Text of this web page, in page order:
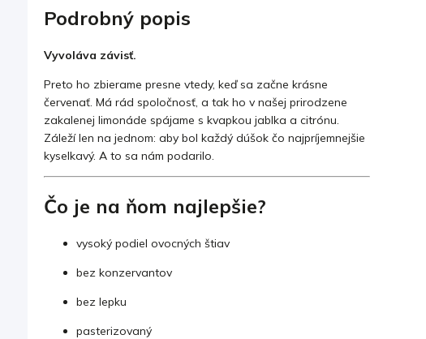
Podrobný popis
Vyvoláva závisť.
Preto ho zbierame presne vtedy, keď sa začne krásne
červenať. Má rád spoločnosť, a tak ho v našej prirodzene
zakalenej limonáde spájame s kvapkou jablka a citrónu.
Záleží len na jednom: aby bol každý dúšok čo najpríjemnejšie
kyselkavý. A to sa nám podarilo.
Čo je na ňom najlepšie?
vysoký podiel ovocných štiav
bez konzervantov
bez lepku
pasterizovaný